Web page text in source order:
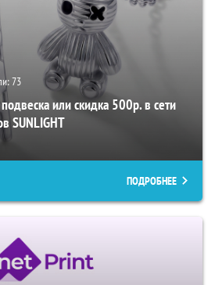
73
или скидка 500р. в сети
SUNLIGHT
ПОДРОБНЕЕ